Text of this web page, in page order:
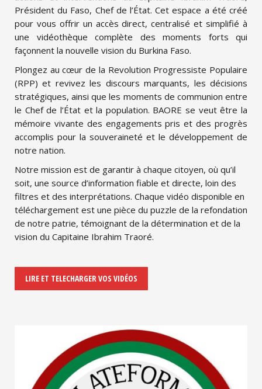
Président du Faso, Chef de l’État. Cet espace a été créé
pour vous offrir un accès direct, centralisé et simplifié à
une vidéothèque complète des moments forts qui
façonnent la nouvelle vision du Burkina Faso.
Plongez au cœur de la Revolution Progressiste Populaire
(RPP) et revivez les discours marquants, les décisions
stratégiques, ainsi que les moments de communion entre
le Chef de l’État et la population. BAORE se veut être la
mémoire vivante des engagements pris et des progrès
accomplis pour la souveraineté et le développement de
notre nation.
Notre mission est de garantir à chaque citoyen, où qu’il
soit, une source d’information fiable et directe, loin des
filtres et des interprétations. Chaque vidéo disponible en
téléchargement est une pièce du puzzle de la refondation
de notre patrie, témoignant de la détermination et de la
vision du Capitaine Ibrahim Traoré.
LIRE ET TELECHARGER VOS VIDÉOS